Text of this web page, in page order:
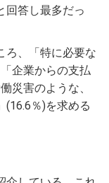
回答し最多だっ
ろ、「特に必要な
企業からの支払
災害のような、
(16.6％)を求める